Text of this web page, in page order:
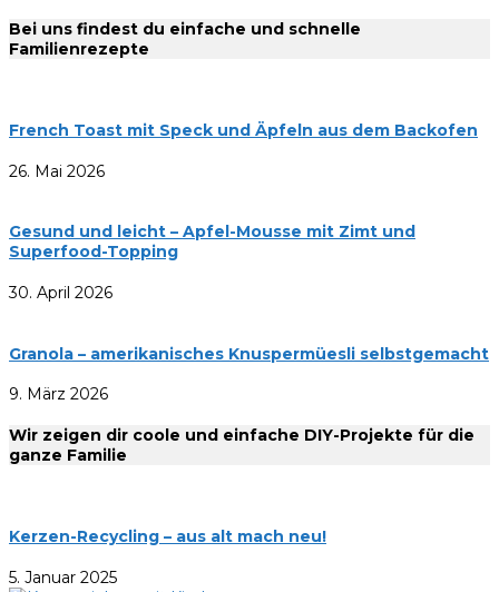
Bei uns findest du einfache und schnelle
Familienrezepte
French Toast mit Speck und Äpfeln aus dem Backofen
26. Mai 2026
Gesund und leicht – Apfel-Mousse mit Zimt und
Superfood-Topping
30. April 2026
Granola – amerikanisches Knuspermüesli selbstgemacht
9. März 2026
Wir zeigen dir coole und einfache DIY-Projekte für die
ganze Familie
Kerzen-Recycling – aus alt mach neu!
5. Januar 2025